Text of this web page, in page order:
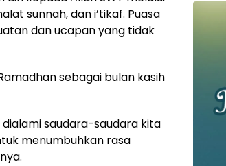
sunnah, dan i’tikaf. Puasa
dan ucapan yang tidak
sebagai bulan kasih
saudara-saudara kita
menumbuhkan rasa